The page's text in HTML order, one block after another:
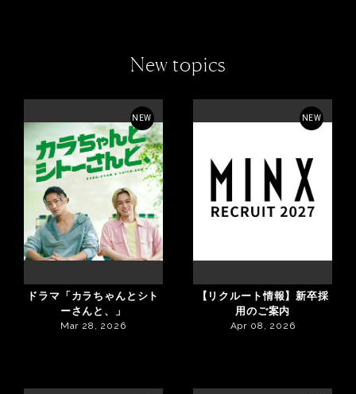
New topics
NEW
ドラマ「カラちゃんとシト
ーさんと、」
Mar 28, 2026
NEW
【リクルート情報】新卒採
用のご案内
Apr 08, 2026